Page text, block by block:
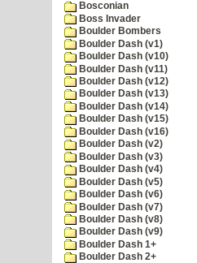
Bosconian
Boss Invader
Boulder Bombers
Boulder Dash (v1)
Boulder Dash (v10)
Boulder Dash (v11)
Boulder Dash (v12)
Boulder Dash (v13)
Boulder Dash (v14)
Boulder Dash (v15)
Boulder Dash (v16)
Boulder Dash (v2)
Boulder Dash (v3)
Boulder Dash (v4)
Boulder Dash (v5)
Boulder Dash (v6)
Boulder Dash (v7)
Boulder Dash (v8)
Boulder Dash (v9)
Boulder Dash 1+
Boulder Dash 2+